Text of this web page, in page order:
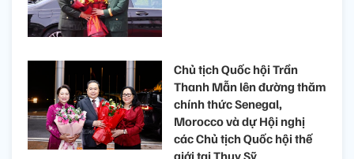
Chủ tịch Quốc hội Trần
Thanh Mẫn lên đường thăm
chính thức Senegal,
Morocco và dự Hội nghị
các Chủ tịch Quốc hội thế
giới tại Thụy Sỹ